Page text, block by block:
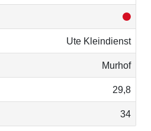
Ute Kleindienst
Murhof
29,8
34